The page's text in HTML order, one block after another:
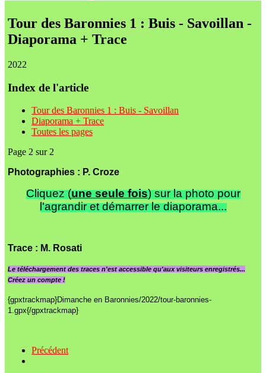
Tour des Baronnies 1 : Buis - Savoillan -
Diaporama + Trace
2022
Index de l'article
Tour des Baronnies 1 : Buis - Savoillan
Diaporama + Trace
Toutes les pages
Page 2 sur 2
Photographies : P. Croze
Cliquez (une seule fois) sur la photo pour
l'agrandir et démarrer le diaporama...
Trace : M. Rosati
Le téléchargement des traces n'est accessible qu'aux visiteurs enregistrés...
Créez un compte !
{gpxtrackmap}Dimanche en Baronnies/2022/tour-baronnies-
1.gpx{/gpxtrackmap}
Précédent